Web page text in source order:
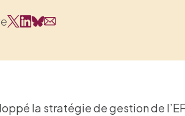
la stratégie de gestion de